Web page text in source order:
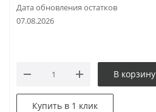
Дата обновления остатков
07.08.2026
В корзину
Купить в 1 клик